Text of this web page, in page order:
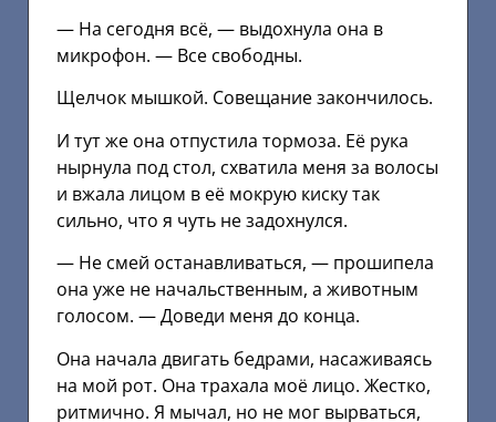
— На сегодня всё, — выдохнула она в
микрофон. — Все свободны.
Щелчок мышкой. Совещание закончилось.
И тут же она отпустила тормоза. Её рука
нырнула под стол, схватила меня за волосы
и вжала лицом в её мокрую киску так
сильно, что я чуть не задохнулся.
— Не смей останавливаться, — прошипела
она уже не начальственным, а животным
голосом. — Доведи меня до конца.
Она начала двигать бедрами, насаживаясь
на мой рот. Она трахала моё лицо. Жестко,
ритмично. Я мычал, но не мог вырваться,